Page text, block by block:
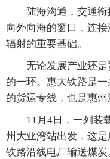
陆海沟通，交通衔
向外向海的窗口，连
辐射的重要基础。
无论发展产业还是
的一环。惠大铁路是
的货运专线，也是惠州
11月4日，一列装载
州大亚湾站出发，这
铁路沿线电厂输送煤炭